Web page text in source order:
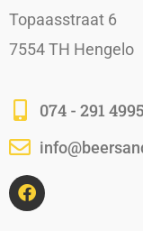
Topaasstraat 6
7554 TH Hengelo
074 - 291 4995
F
a
c